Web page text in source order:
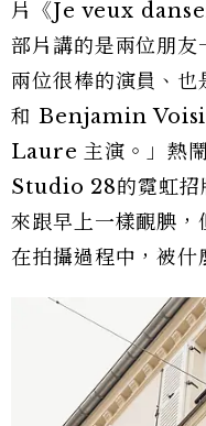
片《Je veux
部片講的是兩位朋友
兩位很棒的演員、
和 Benjamin
Laure 主演。」熱鬧
Studio 28的霓虹招
來跟早上一樣靦腆
在拍攝過程中，被什